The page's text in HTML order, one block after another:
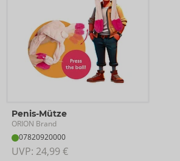
Penis-Mütze
ORION Brand
07820920000
UVP: 24,99 €